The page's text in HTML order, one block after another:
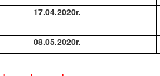
17.04.2020r.
08.05.2020r.